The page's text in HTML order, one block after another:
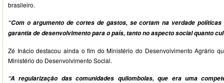
brasileiro.
“Com o argumento de cortes de gastos, se cortam na verdade
garantia de desenvolvimento para o país, tanto no aspecto social quanto
Zé Inácio destacou ainda o fim do Ministério do Desenvolvimento Agrário
Ministério do Desenvolvimento Social.
“A regularização das comunidades quilombolas, que era uma